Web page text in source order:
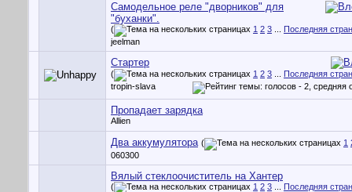
Cамодельное реле "дворников" для
"буханки".
( 1 2 3
Последняя
jeelman
Стартер
( 1 2 3
Последняя
tropin-slava
Пропадает зарядка
Allien
Два аккумулятора ( 1
060300
Вялый стеклоочиститель на Хантер
( 1 2 3
Последняя